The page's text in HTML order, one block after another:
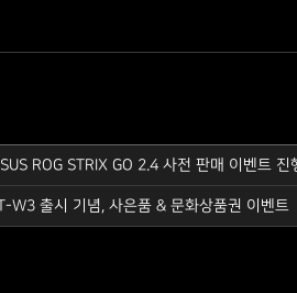
ROG STRIX GO 2.4 사전 판매 이벤트 진
W3 출시 기념, 사은품 & 문화상품권 이벤트